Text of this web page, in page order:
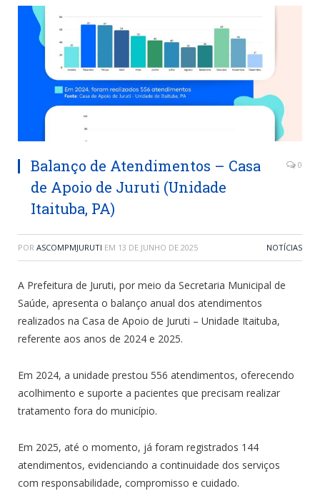
Balanço de Atendimentos – Casa
de Apoio de Juruti (Unidade
Itaituba, PA)
0
POR ASCOMPMJURUTI EM 13 DE JUNHO DE 2025 NOTÍCIAS
A Prefeitura de Juruti, por meio da Secretaria Municipal de
Saúde, apresenta o balanço anual dos atendimentos
realizados na Casa de Apoio de Juruti – Unidade Itaituba,
referente aos anos de 2024 e 2025.
Em 2024, a unidade prestou 556 atendimentos, oferecendo
acolhimento e suporte a pacientes que precisam realizar
tratamento fora do município.
Em 2025, até o momento, já foram registrados 144
atendimentos, evidenciando a continuidade dos serviços
com responsabilidade, compromisso e cuidado.